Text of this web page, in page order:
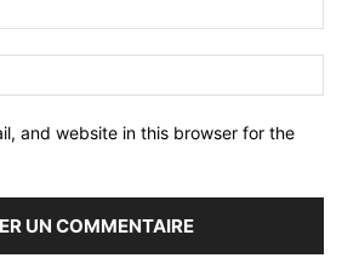
and website in this browser for the